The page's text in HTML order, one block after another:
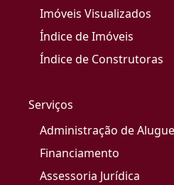
Imóveis Visualizados
Índice de Imóveis
Índice de Construtoras
Serviços
Administração de
Financiamento
Assessoria Jurídica